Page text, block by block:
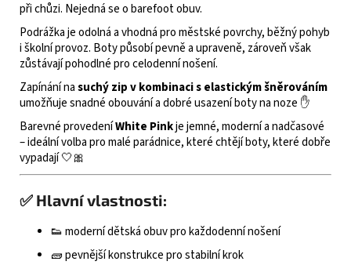
při chůzi. Nejedná se o barefoot obuv.
Podrážka je odolná a vhodná pro městské povrchy, běžný pohyb
i školní provoz. Boty působí pevně a upraveně, zároveň však
zůstávají pohodlné pro celodenní nošení.
Zapínání nasuchý zip v kombinaci s elastickým šněrováním
umožňuje snadné obouvání a dobré usazení boty na noze ✋
Barevné provedeníWhite Pinkje jemné, moderní a nadčasové
– ideální volba pro malé parádnice, které chtějí boty, které dobře
vypadají 🤍🎀
✅ Hlavní vlastnosti:
👟 moderní dětská obuv pro každodenní nošení
🧱 pevnější konstrukce pro stabilní krok